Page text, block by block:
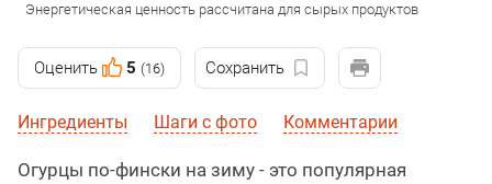
Энергетическая ценность рассчитана для сырых продуктов
Оценить 5 (16) Сохранить
Ингредиенты Шаги с фото Комментарии
Огурцы по-фински на зиму - это популярная